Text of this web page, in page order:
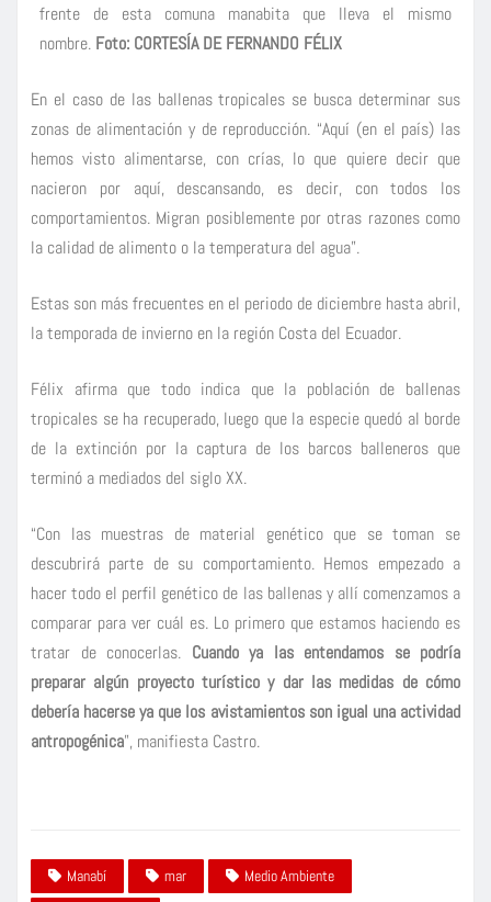
frente de esta comuna manabita que lleva el mismo
nombre. Foto: CORTESÍA DE FERNANDO FÉLIX
En el caso de las ballenas tropicales se busca determinar sus
zonas de alimentación y de reproducción. “Aquí (en el país) las
hemos visto alimentarse, con crías, lo que quiere decir que
nacieron por aquí, descansando, es decir, con todos los
comportamientos. Migran posiblemente por otras razones como
la calidad de alimento o la temperatura del agua”.
Estas son más frecuentes en el periodo de diciembre hasta abril,
la temporada de invierno en la región Costa del Ecuador.
Félix afirma que todo indica que la población de ballenas
tropicales se ha recuperado, luego que la especie quedó al borde
de la extinción por la captura de los barcos balleneros que
terminó a mediados del siglo XX.
“Con las muestras de material genético que se toman se
descubrirá parte de su comportamiento. Hemos empezado a
hacer todo el perfil genético de las ballenas y allí comenzamos a
comparar para ver cuál es. Lo primero que estamos haciendo es
tratar de conocerlas. Cuando ya las entendamos se podría
preparar algún proyecto turístico y dar las medidas de cómo
debería hacerse ya que los avistamientos son igual una actividad
antropogénica”, manifiesta Castro.
Manabí mar
Medio Ambiente